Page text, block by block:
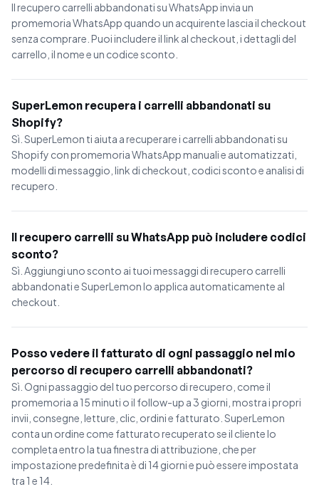
Il recupero carrelli abbandonati su WhatsApp invia un
promemoria WhatsApp quando un acquirente lascia il checkout
senza comprare. Puoi includere il link al checkout, i dettagli del
carrello, il nome e un codice sconto.
SuperLemon recupera i carrelli abbandonati su
Shopify?
Sì. SuperLemon ti aiuta a recuperare i carrelli abbandonati su
Shopify con promemoria WhatsApp manuali e automatizzati,
modelli di messaggio, link di checkout, codici sconto e analisi di
recupero.
Il recupero carrelli su WhatsApp può includere codici
sconto?
Sì. Aggiungi uno sconto ai tuoi messaggi di recupero carrelli
abbandonati e SuperLemon lo applica automaticamente al
checkout.
Posso vedere il fatturato di ogni passaggio nel mio
percorso di recupero carrelli abbandonati?
Sì. Ogni passaggio del tuo percorso di recupero, come il
promemoria a 15 minuti o il follow-up a 3 giorni, mostra i propri
invii, consegne, letture, clic, ordini e fatturato. SuperLemon
conta un ordine come fatturato recuperato se il cliente lo
completa entro la tua finestra di attribuzione, che per
impostazione predefinita è di 14 giorni e può essere impostata
tra 1 e 14.